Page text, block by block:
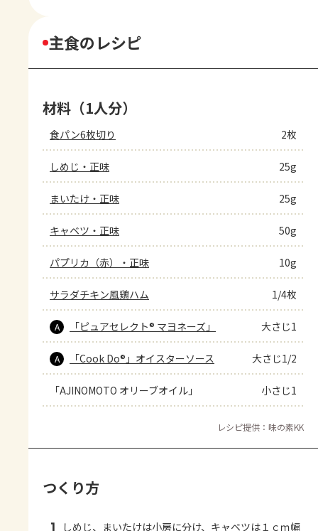
主食のレシピ
材料（1人分）
食パン6枚切り 2枚
しめじ・正味 25g
まいたけ・正味 25g
キャベツ・正味 50g
パプリカ（赤）・正味 10g
サラダチキン風鶏ハム 1/4枚
A 「ピュアセレクト® マヨネーズ」 大さじ1
A 「Cook Do®」オイスターソース 大さじ1/2
「AJINOMOTO オリーブオイル」 小さじ1
レシピ提供：味の素KK
つくり方
しめじ、まいたけは小房に分け、キャベツは１ｃｍ幅